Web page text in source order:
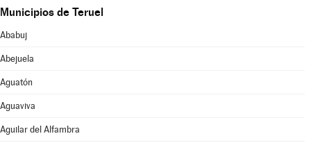
Municipios de Teruel
Ababuj
Abejuela
Aguatón
Aguaviva
Aguilar del Alfambra